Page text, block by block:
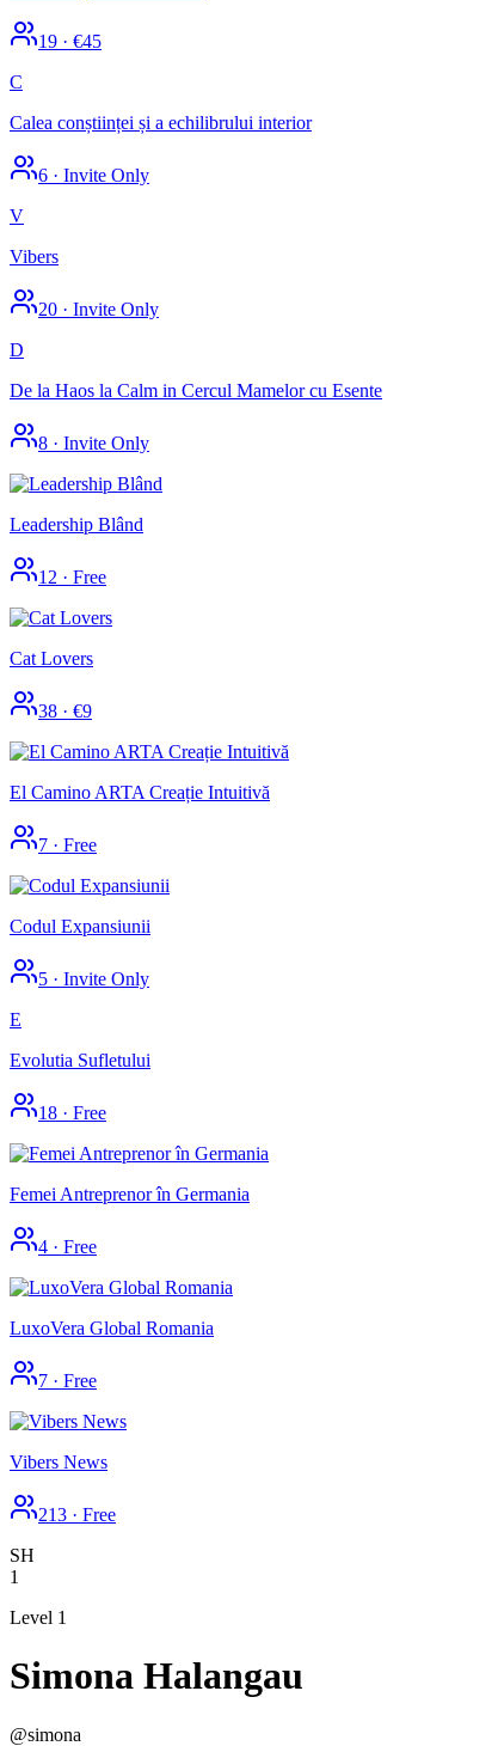
19 · €45
C
Calea conștiinței și a echilibrului interior
6 · Invite Only
V
Vibers
20 · Invite Only
D
De la Haos la Calm in Cercul Mamelor cu Esente
8 · Invite Only
Leadership Blând
12 · Free
Cat Lovers
38 · €9
El Camino ARTA Creație Intuitivă
7 · Free
Codul Expansiunii
5 · Invite Only
E
Evolutia Sufletului
18 · Free
Femei Antreprenor în Germania
4 · Free
LuxoVera Global Romania
7 · Free
Vibers News
213 · Free
SH
1
Level 1
Simona Halangau
@simona